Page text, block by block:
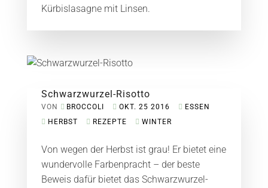
Kürbislasagne mit Linsen.
Schwarzwurzel-Risotto
VON BROCCOLI OKT. 25 2016
ESSEN
HERBST
REZEPTE WINTER
Von wegen der Herbst ist grau! Er bietet eine
wundervolle Farbenpracht – der beste
Beweis dafür bietet das Schwarzwurzel-